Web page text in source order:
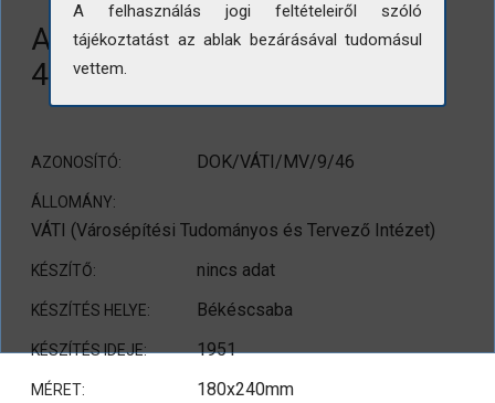
A békéscsabai Szigetvári utca
43. szám alatti parasztház
AZONOSÍTÓ: DOK/VÁTI/MV/9/46
ÁLLOMÁNY:
VÁTI (Városépítési Tudományos és Tervező Intézet)
KÉSZÍTŐ: nincs adat
KÉSZÍTÉS HELYE: Békéscsaba
KÉSZÍTÉS IDEJE: 1951
MÉRET: 180x240mm
A felhasználás jogi feltételeiről szóló
tájékoztatást az ablak bezárásával tudomásul
vettem.